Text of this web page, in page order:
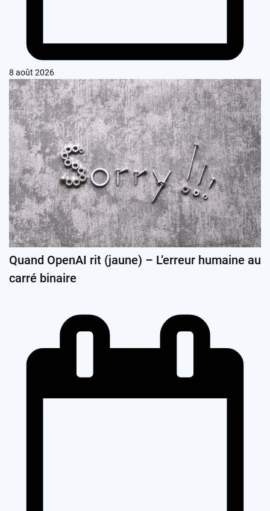
8 août 2026
Quand OpenAI rit (jaune) – L’erreur humaine au
carré binaire